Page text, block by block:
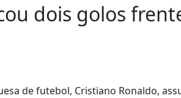
dois golos
de futebol, Cristiano Ronaldo,